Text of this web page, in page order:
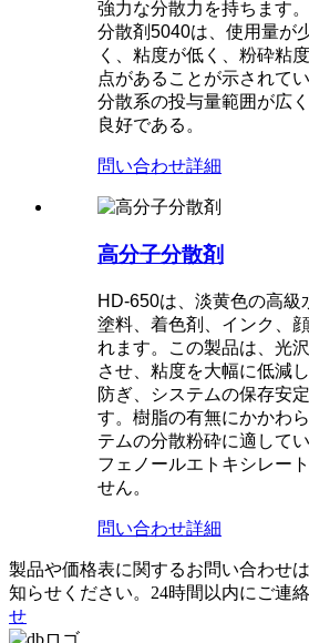
強力な分散力を持ちます
分散剤5040は、使用量が
く、粘度が低く、粉砕粘
点があることが示されてい
分散系の投与量範囲が広
良好である。
問い合わせ詳細
高分子分散剤
HD-650は、淡黄色の高級
塗料、着色剤、インク、
れます。この製品は、光
させ、粘度を大幅に低減
防ぎ、システムの保存安
す。樹脂の有無にかかわ
テムの分散粉砕に適して
フェノールエトキシレー
せん。
問い合わせ詳細
製品や価格表に関するお問い合わせ
知らせください。24時間以内にご連絡
せ